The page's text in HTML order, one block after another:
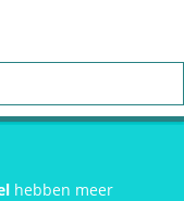
hebben meer